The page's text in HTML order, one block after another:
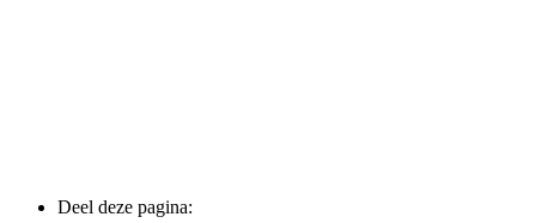
Deel deze pagina: